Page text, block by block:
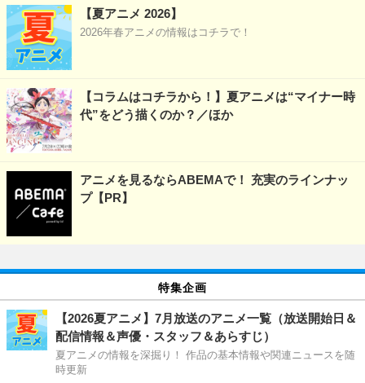
【夏アニメ 2026】
2026年春アニメの情報はコチラで！
【コラムはコチラから！】夏アニメは“マイナー時
代”をどう描くのか？／ほか
アニメを見るならABEMAで！ 充実のラインナッ
プ【PR】
特集企画
【2026夏アニメ】7月放送のアニメ一覧（放送開始日＆
配信情報＆声優・スタッフ＆あらすじ）
夏アニメの情報を深掘り！ 作品の基本情報や関連ニュースを随
時更新